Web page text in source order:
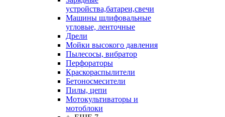
устройства,батареи,свечи
Машины шлифовальные
угловые, ленточные
Дрели
Мойки высокого давления
Пылесосы, вибратор
Перфораторы
Краскораспылители
Бетоносмесители
Пилы, цепи
Мотокультиваторы и
мотоблоки